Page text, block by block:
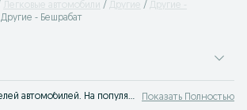
Легковые автомобили Другие
Другие -
Другие - Бешрабат
Продажа других моделей автомобилей. На популярном сервисе объявлений OLX.uz Бешрабат вы легко сможете купить новое или бу авто с пробегом. Твоя машина ждет тебя на OLX.uz! Показать Полностью